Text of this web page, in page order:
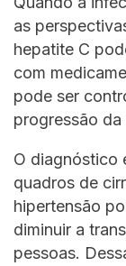
as
hepatite C
com
pode ser
progressão
O diagnóstico
quadros de
hipertensão
diminuir a
pessoas.